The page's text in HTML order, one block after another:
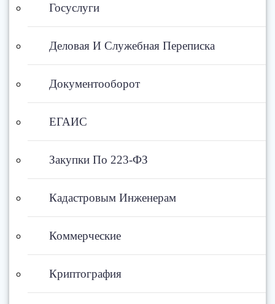
Госуслуги
Деловая И Служебная Переписка
Документооборот
ЕГАИС
Закупки По 223-ФЗ
Кадастровым Инженерам
Коммерческие
Криптография